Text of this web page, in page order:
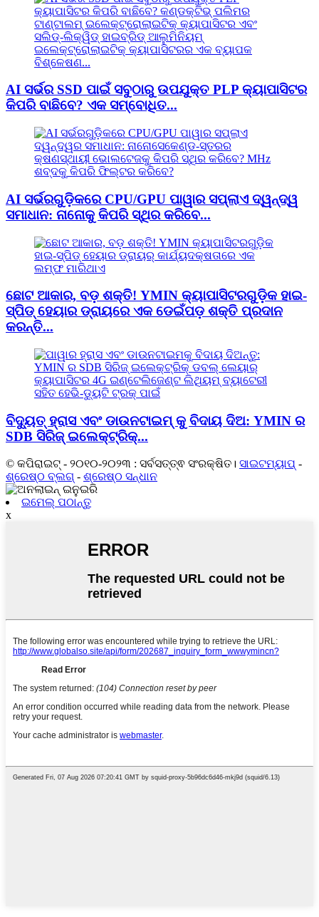
AI ସର୍ଭର SSD ପାଇଁ ସବୁଠାରୁ ଉପଯୁକ୍ତ PLP କ୍ୟାପାସିଟର
କିପରି ବାଛିବେ? ଏକ ସମ୍ବୋଧିତ...
AI ସର୍ଭରଗୁଡ଼ିକରେ CPU/GPU ପାୱାର ସପ୍ଲାଏ ଦ୍ୱନ୍ଦ୍ୱ
ସମାଧାନ: ନାନୋକୁ କିପରି ସ୍ଥିର କରିବେ...
ଛୋଟ ଆକାର, ବଡ଼ ଶକ୍ତି! YMIN କ୍ୟାପାସିଟରଗୁଡ଼ିକ ହାଇ-
ସ୍ପିଡ୍ ହେୟାର ଡ୍ରାୟରେ ଏକ ଡେଇଁପଡ଼ ଶକ୍ତି ପ୍ରଦାନ
କରନ୍ତି...
ବିଦ୍ୟୁତ୍ ହ୍ରାସ ଏବଂ ଡାଉନଟାଇମ୍ କୁ ବିଦାୟ ଦିଅ: YMIN ର
SDB ସିରିଜ୍ ଇଲେକ୍ଟ୍ରିକ୍...
© କପିରାଇଟ୍ - ୨୦୧୦-୨୦୨୩ : ସର୍ବସତ୍ତ୍ଵ ସଂରକ୍ଷିତ। ସାଇଟମ୍ୟାପ୍ -
ଶ୍ରେଷ୍ଠ ବ୍ଲଗ୍ - ଶ୍ରେଷ୍ଠ ସନ୍ଧାନ
ଇମେଲ୍ ପଠାନ୍ତୁ
x